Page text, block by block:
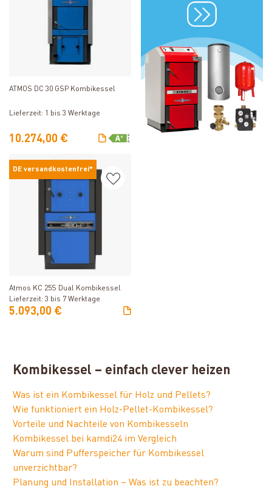
ATMOS DC 30 GSP Kombikessel
Lieferzeit: 1 bis 3 Werktage
10.274,00 €
DE versandkostenfrei*
Produkt ansehen
Atmos KC 25S Dual Kombikessel
Lieferzeit: 3 bis 7 Werktage
5.093,00 €
Kombikessel – einfach clever heizen
Was ist ein Kombikessel für Holz und Pellets?
Wie funktioniert ein Holz-Pellet-Kombikessel?
Vorteile und Nachteile von Kombikesseln
Kombikessel bei kamdi24 im Vergleich
Warum sind Pufferspeicher für Kombikessel
unverzichtbar?
Planung und Installation – Was ist zu beachten?